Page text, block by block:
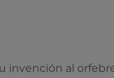
invención al